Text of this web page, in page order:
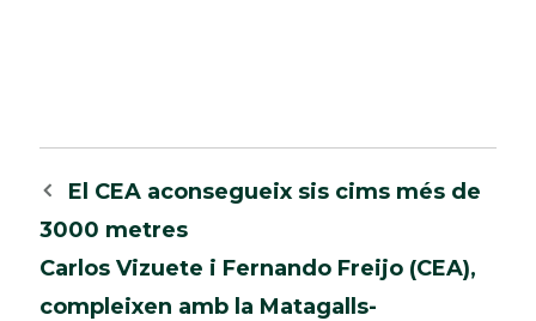
Navegació
per
entrades
El CEA aconsegueix sis cims més de
3000 metres
Carlos Vizuete i Fernando Freijo (CEA),
compleixen amb la Matagalls-